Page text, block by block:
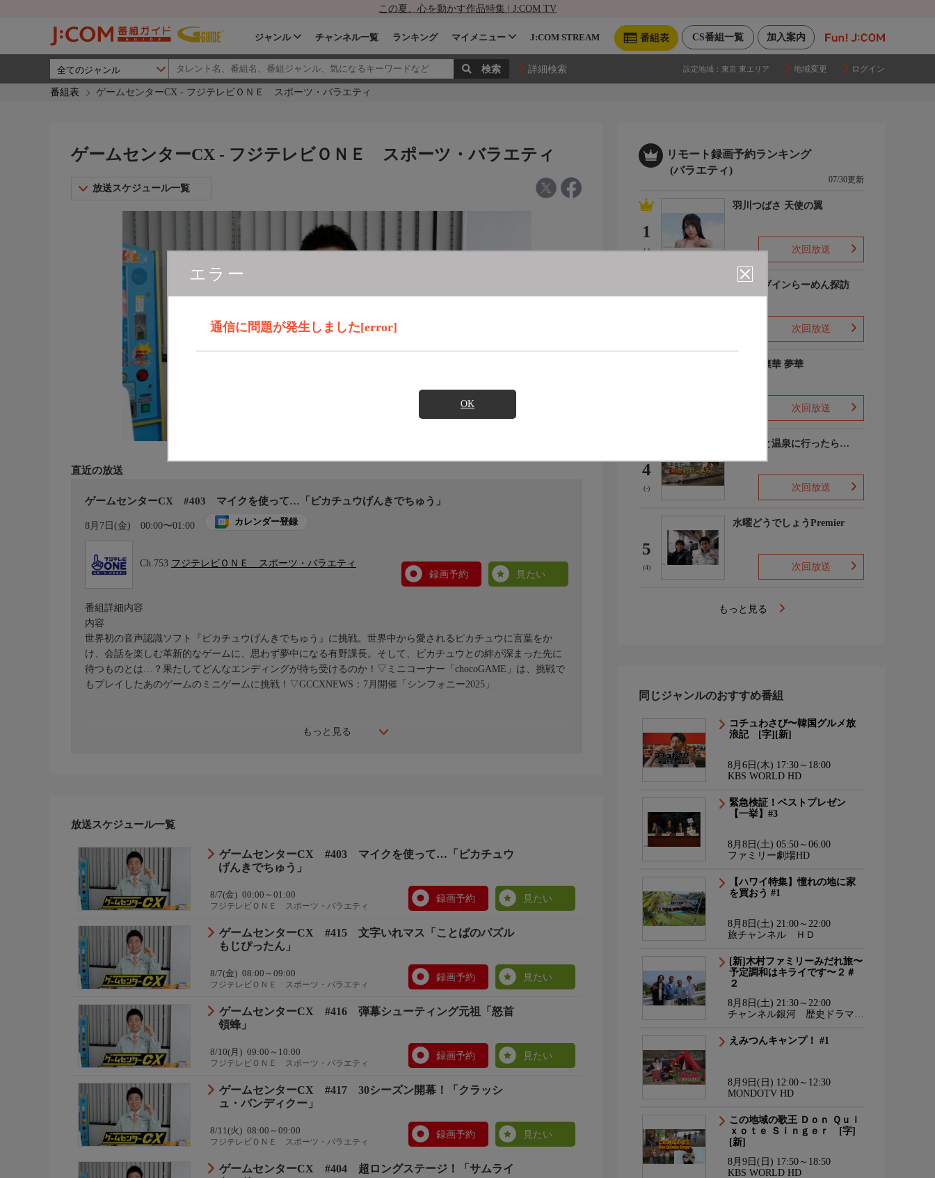
この夏、心を動かす作品特集 | J:COM TV
加入案内
CS番組一覧
番組表
ジャンル チャンネル一覧 ランキング マイメニュー J:COM STREAM
詳細検索 設定地域： 東京 東エリア 地域変更 ログイン
番組表 ゲームセンターCX - フジテレビＯＮＥ スポーツ・バラエティ
エラー
通信に問題が発生しました[error]
OK
ゲームセンターCX - フジテレビＯＮＥ スポーツ・バラエティ
放送スケジュール一覧
直近の放送
ゲームセンターCX #403 マイクを使って…「ピカチュウげんきでちゅう」
8月7日(金) 00:00〜01:00 カレンダー登録
Ch.753 フジテレビＯＮＥ スポーツ・バラエティ
録画予約
見たい
もっと見る
番組詳細内容
内容
世界初の音声認識ソフト『ピカチュウげんきでちゅう』に挑戦。世界中から愛されるピカチュウに言葉をか
け、会話を楽しむ革新的なゲームに、思わず夢中になる有野課長。そして、ピカチュウとの絆が深まった先に
待つものとは…？果たしてどんなエンディングが待ち受けるのか！▽ミニコーナー「chocoGAME」は、挑戦で
もプレイしたあのゲームのミニゲームに挑戦！▽GCCXNEWS：7月開催「シンフォニー2025」
放送スケジュール一覧
ゲームセンターCX #403 マイクを使って…「ピカチュウ
げんきでちゅう」
8/7(金) 00:00～01:00
フジテレビＯＮＥ スポーツ・バラエティ
録画予約 見たい
ゲームセンターCX #415 文字いれマス「ことばのパズル
もじぴったん」
8/7(金) 08:00～09:00
フジテレビＯＮＥ スポーツ・バラエティ
録画予約 見たい
ゲームセンターCX #416 弾幕シューティング元祖「怒首
領蜂」
8/10(月) 09:00～10:00
フジテレビＯＮＥ スポーツ・バラエティ
録画予約 見たい
ゲームセンターCX #417 30シーズン開幕！「クラッシ
ュ・バンディクー」
8/11(火) 08:00～09:00
フジテレビＯＮＥ スポーツ・バラエティ
録画予約 見たい
ゲームセンターCX #404 超ロングステージ！「サムライ
リモート録画予約ランキング
(バラエティ)
07/30更新
1
(-)
羽川つばさ 天使の翼
次回放送
ドライブインらーめん探訪
次回放送
ゆめの凛華 夢華
次回放送
4
(-)
あなたと温泉に行ったら…
次回放送
5
(4)
水曜どうでしょうPremier
次回放送
もっと見る
同じジャンルのおすすめ番組
コチュわさび〜韓国グルメ放
浪記 [字][新]
8月6日(木) 17:30～18:00
KBS WORLD HD
緊急検証！ベストプレゼン
【一挙】#3
8月8日(土) 05:50～06:00
ファミリー劇場HD
【ハワイ特集】憧れの地に家
を買おう #1
8月8日(土) 21:00～22:00
旅チャンネル ＨＤ
[新]木村ファミリーみだれ旅〜
予定調和はキライです〜２＃
２
8月8日(土) 21:30～22:00
チャンネル銀河 歴史ドラマ・
えみつんキャンプ！ #1
8月9日(日) 12:00～12:30
MONDOTV HD
この地域の歌王 Ｄｏｎ Ｑｕｉ
ｘｏｔｅ Ｓｉｎｇｅｒ [字]
[新]
8月9日(日) 17:50～18:50
KBS WORLD HD